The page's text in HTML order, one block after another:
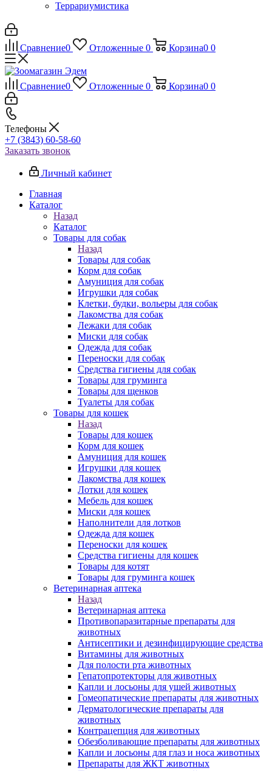
Террариумистика
Сравнение0 Отложенные 0 Корзина0 0
Сравнение0 Отложенные 0 Корзина0 0
Телефоны
+7 (3843) 60-58-60
Заказать звонок
Личный кабинет
Главная
Каталог
Назад
Каталог
Товары для собак
Назад
Товары для собак
Корм для собак
Амуниция для собак
Игрушки для собак
Клетки, будки, вольеры для собак
Лакомства для собак
Лежаки для собак
Миски для собак
Одежда для собак
Переноски для собак
Средства гигиены для собак
Товары для груминга
Товары для щенков
Туалеты для собак
Товары для кошек
Назад
Товары для кошек
Корм для кошек
Амуниция для кошек
Игрушки для кошек
Лакомства для кошек
Лотки для кошек
Мебель для кошек
Миски для кошек
Наполнители для лотков
Одежда для кошек
Переноски для кошек
Средства гигиены для кошек
Товары для котят
Товары для груминга кошек
Ветеринарная аптека
Назад
Ветеринарная аптека
Противопаразитарные препараты для
животных
Антисептики и дезинфицирующие средства
Витамины для животных
Для полости рта животных
Гепатопротекторы для животных
Капли и лосьоны для ушей животных
Гомеопатические препараты для животных
Дерматологические препараты для
животных
Контрацепция для животных
Обезболивающие препараты для животных
Капли и лосьоны для глаз и носа животных
Препараты для ЖКТ животных